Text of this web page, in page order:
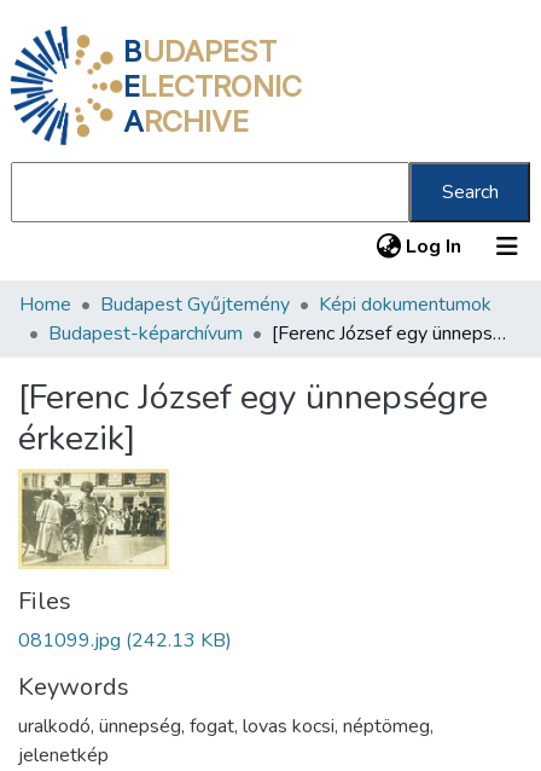
BUDAPEST
ELECTRONIC
ARCHIVE
Search
Log In (current)
Communities & Collections
Statistics
About us
Home Budapest Gyűjtemény
Képi dokumentumok
Budapest-képarchívum
[Ferenc József egy ünnepségre érkezik]
[Ferenc József egy ünnepségre
érkezik]
Files
081099.jpg (242.13 KB)
Keywords
uralkodó, ünnepség, fogat, lovas kocsi, néptömeg,
jelenetkép